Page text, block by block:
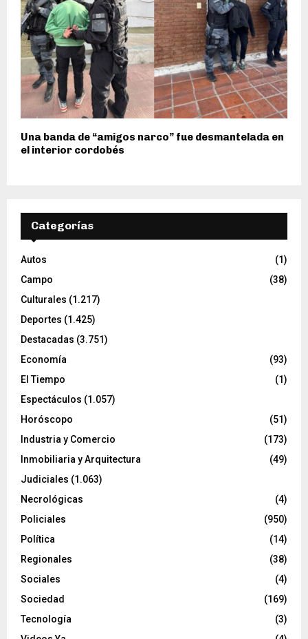
Una banda de “amigos narco” fue desmantelada en
el interior cordobés
Categorías
Autos
(1)
Campo
(38)
Culturales (1.217)
Deportes (1.425)
Destacadas (3.751)
Economía
(93)
El Tiempo
(1)
Espectáculos (1.057)
Horóscopo
(51)
Industria y Comercio
(173)
Inmobiliaria y Arquitectura
(49)
Judiciales (1.063)
Necrológicas
(4)
Policiales
(950)
Política
(14)
Regionales
(38)
Sociales
(4)
Sociedad
(169)
Tecnología
(3)